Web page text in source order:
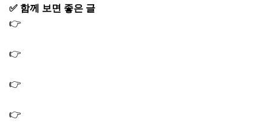
✅ 함께 보면 좋은 글
👉
👉
👉
👉